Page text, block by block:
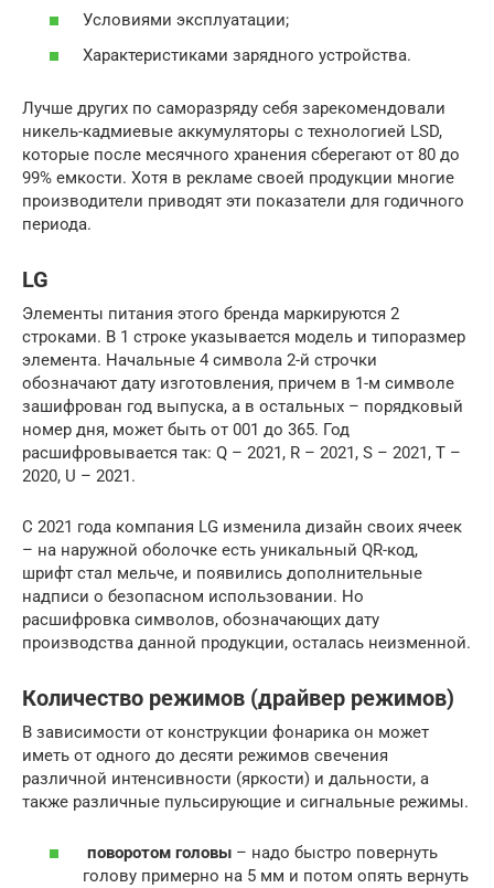
Условиями эксплуатации;
Характеристиками зарядного устройства.
Лучше других по саморазряду себя зарекомендовали
никель-кадмиевые аккумуляторы с технологией LSD,
которые после месячного хранения сберегают от 80 до
99% емкости. Хотя в рекламе своей продукции многие
производители приводят эти показатели для годичного
периода.
LG
Элементы питания этого бренда маркируются 2
строками. В 1 строке указывается модель и типоразмер
элемента. Начальные 4 символа 2-й строчки
обозначают дату изготовления, причем в 1-м символе
зашифрован год выпуска, а в остальных – порядковый
номер дня, может быть от 001 до 365. Год
расшифровывается так: Q – 2021, R – 2021, S – 2021, T –
2020, U – 2021.
С 2021 года компания LG изменила дизайн своих ячеек
– на наружной оболочке есть уникальный QR-код,
шрифт стал мельче, и появились дополнительные
надписи о безопасном использовании. Но
расшифровка символов, обозначающих дату
производства данной продукции, осталась неизменной.
Количество режимов (драйвер режимов)
В зависимости от конструкции фонарика он может
иметь от одного до десяти режимов свечения
различной интенсивности (яркости) и дальности, а
также различные пульсирующие и сигнальные режимы.
поворотом головы – надо быстро повернуть
голову примерно на 5 мм и потом опять вернуть